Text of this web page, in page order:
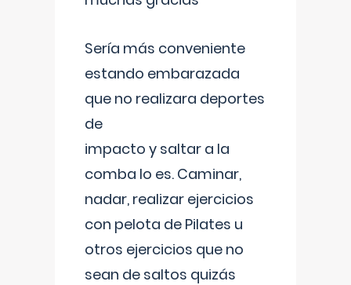
Sería más conveniente
estando embarazada
que no realizara deportes
de
impacto y saltar a la
comba lo es. Caminar,
nadar, realizar ejercicios
con pelota de Pilates u
otros ejercicios que no
sean de saltos quizás